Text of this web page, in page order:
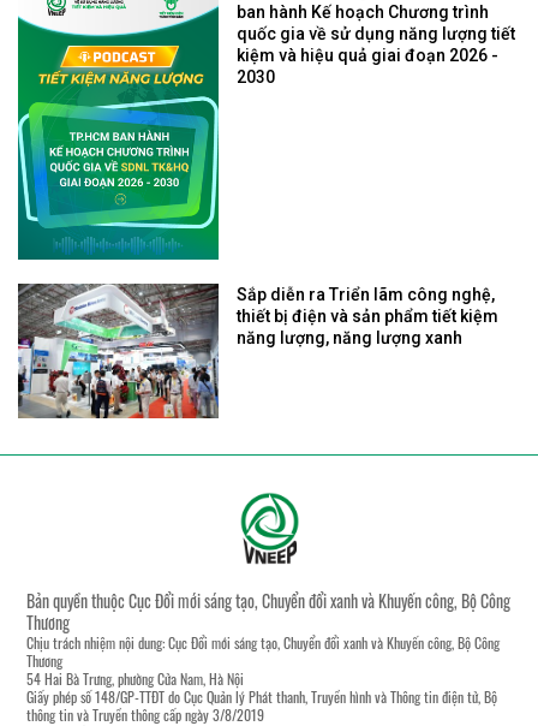
ban hành Kế hoạch Chương trình
quốc gia về sử dụng năng lượng tiết
kiệm và hiệu quả giai đoạn 2026 -
2030
Sắp diễn ra Triển lãm công nghệ,
thiết bị điện và sản phẩm tiết kiệm
năng lượng, năng lượng xanh
Bản quyền thuộc Cục Đổi mới sáng tạo, Chuyển đổi xanh và Khuyến công, Bộ Công
Thương
Chịu trách nhiệm nội dung: Cục Đổi mới sáng tạo, Chuyển đổi xanh và Khuyến công, Bộ Công
Thương
54 Hai Bà Trưng, phường Cửa Nam, Hà Nội
Giấy phép số 148/GP-TTĐT do Cục Quản lý Phát thanh, Truyền hình và Thông tin điện tử, Bộ
thông tin và Truyền thông cấp ngày 3/8/2019